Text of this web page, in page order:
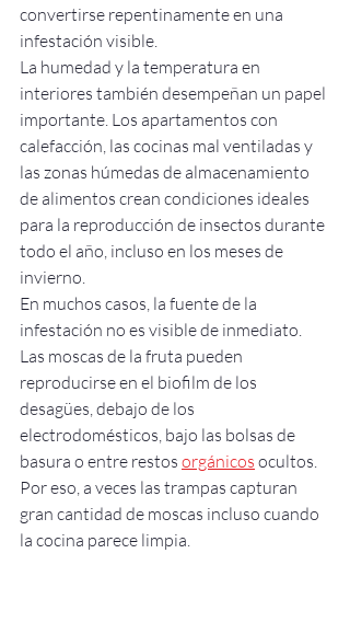
convertirse repentinamente en una
infestación visible.
La humedad y la temperatura en
interiores también desempeñan un papel
importante. Los apartamentos con
calefacción, las cocinas mal ventiladas y
las zonas húmedas de almacenamiento
de alimentos crean condiciones ideales
para la reproducción de insectos durante
todo el año, incluso en los meses de
invierno.
En muchos casos, la fuente de la
infestación no es visible de inmediato.
Las moscas de la fruta pueden
reproducirse en el biofilm de los
desagües, debajo de los
electrodomésticos, bajo las bolsas de
basura o entre restos orgánicos ocultos.
Por eso, a veces las trampas capturan
gran cantidad de moscas incluso cuando
la cocina parece limpia.